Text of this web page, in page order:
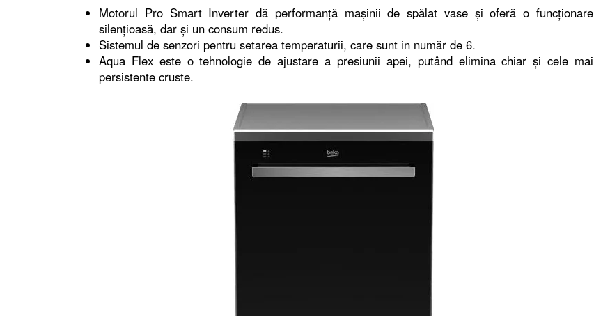
Motorul Pro Smart Inverter dă performanţă maşinii de spălat vase şi oferă o funcţionare
silenţioasă, dar şi un consum redus.
Sistemul de senzori pentru setarea temperaturii, care sunt in număr de 6.
Aqua Flex este o tehnologie de ajustare a presiunii apei, putând elimina chiar şi cele mai
persistente cruste.